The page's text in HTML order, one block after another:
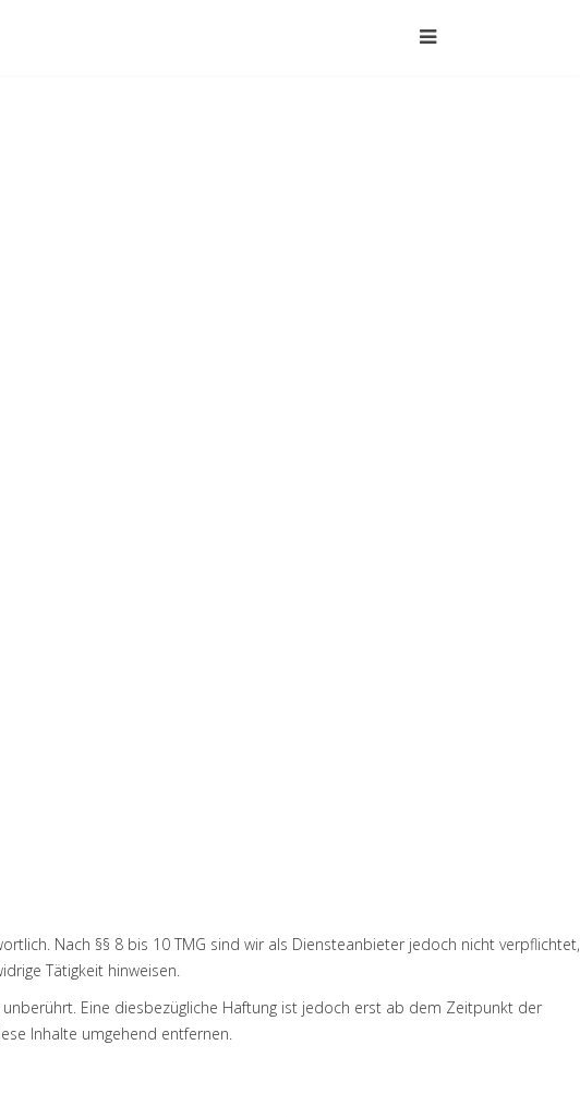
Nach §§ 8 bis 10 TMG sind wir als Diensteanbieter jedoch nicht verpflichtet,
Tätigkeit hinweisen.
Eine diesbezügliche Haftung ist jedoch erst ab dem Zeitpunkt der
Inhalte umgehend entfernen.